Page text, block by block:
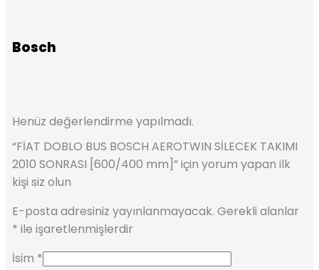
Bosch
Henüz değerlendirme yapılmadı.
“FİAT DOBLO BUS BOSCH AEROTWIN SİLECEK TAKIMI
2010 SONRASI [600/400 mm]” için yorum yapan ilk
kişi siz olun
E-posta adresiniz yayınlanmayacak. Gerekli alanlar
* ile işaretlenmişlerdir
İsim *